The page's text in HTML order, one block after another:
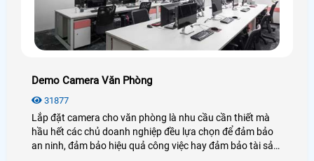
Demo Camera Văn Phòng
31877
Lắp đặt camera cho văn phòng là nhu cầu cần thiết mà
hầu hết các chủ doanh nghiệp đều lựa chọn để đảm bảo
an ninh, đảm bảo hiệu quả công việc hay đảm bảo tài sản